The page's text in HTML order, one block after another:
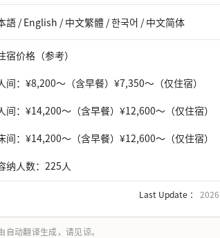
語 / English / 中文繁體 / 한국어 / 中文简体
价格（参考）
间：¥8,200～（含早餐）¥7,350～（仅住宿）
间：¥14,200～（含早餐）¥12,600～（仅住宿）
间：¥14,200～（含早餐）¥12,600～（仅住宿）
人数：225人
Last Update ：
动翻译生成，请见谅。